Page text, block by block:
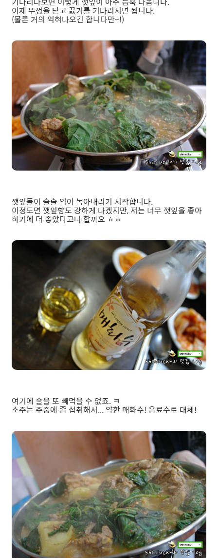
이제 뚜껑을 닫고 끓기를 기다리시면 됩니다.
(물론 거의 익혀나오긴 합니다만~!)
깻잎들이 슬슬 익어 녹아내리기 시작합니다.
이정도면 깻잎향도 강하게 나겠지만, 저는 너무 깻잎을 좋아
하기에 더 좋았다고나 할까요 ㅎㅎ
여기에 술을 또 빼먹을 수 없죠. ㅋ
소주는 주중에 좀 섭취해서... 약한 매화수! 음료수로 대체!